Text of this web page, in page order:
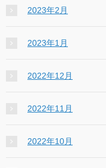
2023年2月
2023年1月
2022年12月
2022年11月
2022年10月